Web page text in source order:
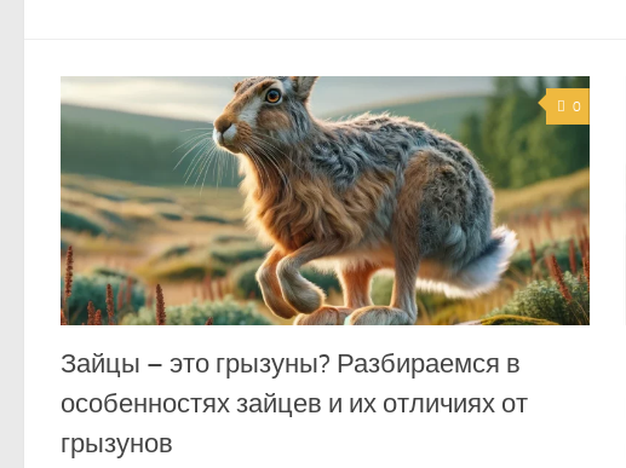
0
Зайцы – это грызуны? Разбираемся в
особенностях зайцев и их отличиях от
грызунов